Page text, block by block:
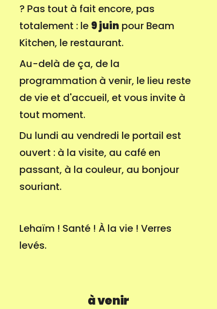
? Pas tout à fait encore, pas
totalement : le 9 juin pour Beam
Kitchen, le restaurant.
Au-delà de ça, de la
programmation à venir, le lieu reste
de vie et d'accueil, et vous invite à
tout moment.
Du lundi au vendredi le portail est
ouvert : à la visite, au café en
passant, à la couleur, au bonjour
souriant.
Lehaïm ! Santé ! À la vie ! Verres
levés.
à venir